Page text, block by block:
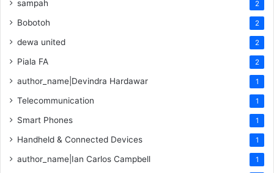
sampah 2
Bobotoh 2
dewa united 2
Piala FA 2
author_name|Devindra Hardawar 1
Telecommunication 1
Smart Phones 1
Handheld & Connected Devices 1
author_name|Ian Carlos Campbell 1